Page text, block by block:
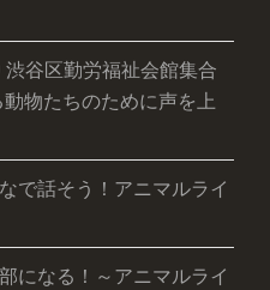
谷区勤労福祉会館集合
物たちのために声を上
で話そう！アニマルライ
になる！～アニマルライ